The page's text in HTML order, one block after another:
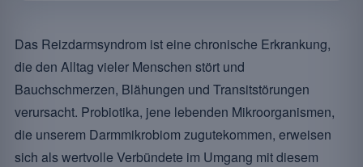
Das Reizdarmsyndrom ist eine chronische Erkrankung,
die den Alltag vieler Menschen stört und
Bauchschmerzen, Blähungen und Transitstörungen
verursacht. Probiotika, jene lebenden Mikroorganismen,
die unserem Darmmikrobiom zugutekommen, erweisen
sich als wertvolle Verbündete im Umgang mit diesem